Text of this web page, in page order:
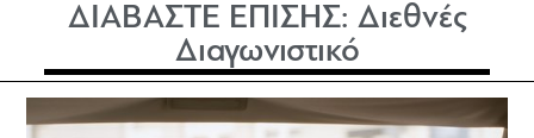
ΔΙΑΒΑΣΤΕ ΕΠΙΣΗΣ: Διεθνές
Διαγωνιστικό